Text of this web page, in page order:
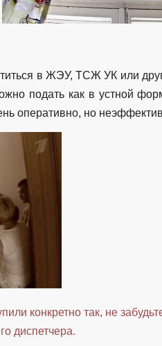
в ЖЭУ, ТСЖ УК или
подать как в устной
оперативно, но
конкретно так, не
диспетчера.